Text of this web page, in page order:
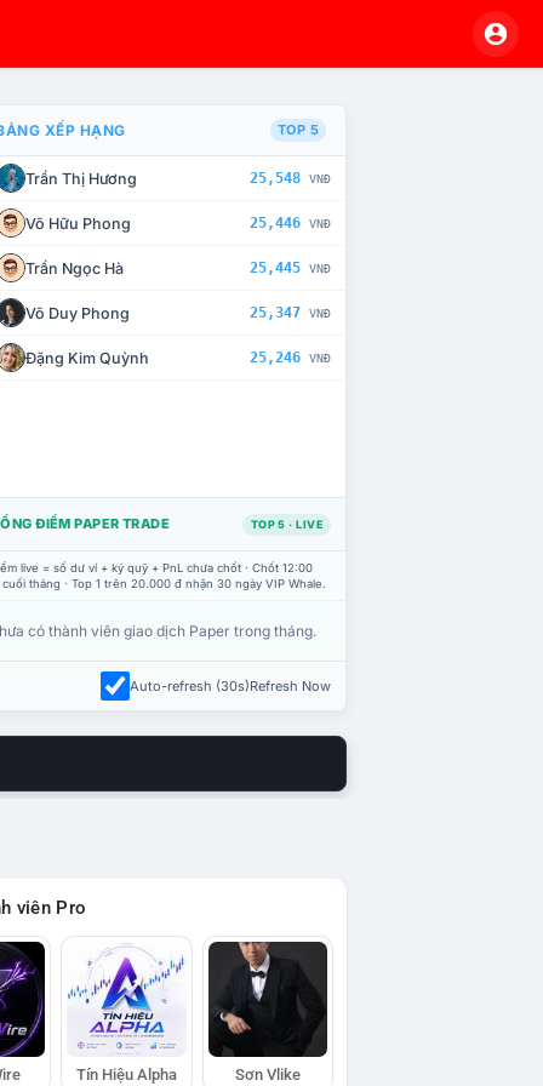
CHẾ TÀI XỬ LÝ VI PHẠM
XẾP HẠNG TOP 5
Trần Thị Hương 25,548 VNĐ
Võ Hữu Phong 25,446 VNĐ
Trần Ngọc Hà 25,445 VNĐ
Võ Duy Phong 25,347 VNĐ
Đặng Kim Quỳnh 25,246 VNĐ
ĐIỂM PAPER TRADE TOP 5 · LIVE
live = số dư ví + ký quỹ + PnL chưa chốt · Chốt 12:00
tháng · Top 1 trên 20.000 đ nhận 30 ngày VIP Whale.
có thành viên giao dịch Paper trong tháng.
Auto-refresh (30s)Refresh Now
viên Pro
Tín Hiệu Alpha Sơn Vlike